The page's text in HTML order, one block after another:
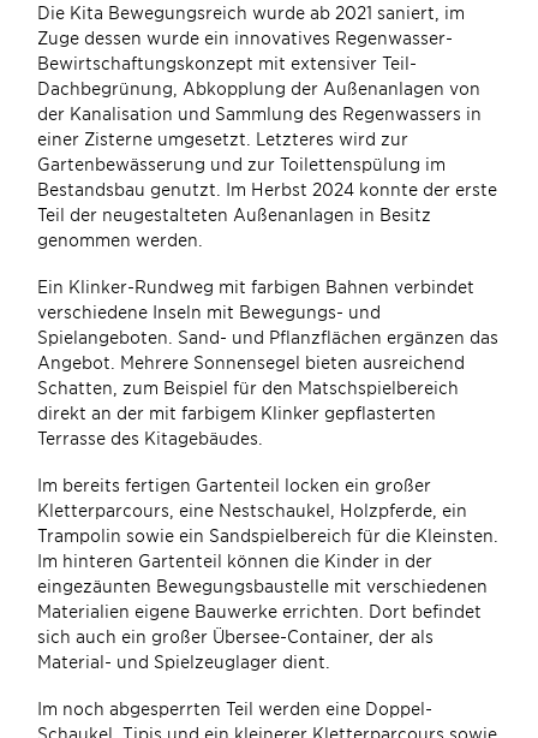
Die Kita Bewegungsreich wurde ab 2021 saniert, im
Zuge dessen wurde ein innovatives Regenwasser-
Bewirtschaftungskonzept mit extensiver Teil-
Dachbegrünung, Abkopplung der Außenanlagen von
der Kanalisation und Sammlung des Regenwassers in
einer Zisterne umgesetzt. Letzteres wird zur
Gartenbewässerung und zur Toilettenspülung im
Bestandsbau genutzt. Im Herbst 2024 konnte der erste
Teil der neugestalteten Außenanlagen in Besitz
genommen werden.
Ein Klinker-Rundweg mit farbigen Bahnen verbindet
verschiedene Inseln mit Bewegungs- und
Spielangeboten. Sand- und Pflanzflächen ergänzen das
Angebot. Mehrere Sonnensegel bieten ausreichend
Schatten, zum Beispiel für den Matschspielbereich
direkt an der mit farbigem Klinker gepflasterten
Terrasse des Kitagebäudes.
Im bereits fertigen Gartenteil locken ein großer
Kletterparcours, eine Nestschaukel, Holzpferde, ein
Trampolin sowie ein Sandspielbereich für die Kleinsten.
Im hinteren Gartenteil können die Kinder in der
eingezäunten Bewegungsbaustelle mit verschiedenen
Materialien eigene Bauwerke errichten. Dort befindet
sich auch ein großer Übersee-Container, der als
Material- und Spielzeuglager dient.
Im noch abgesperrten Teil werden eine Doppel-
Schaukel, Tipis und ein kleinerer Kletterparcours sowie